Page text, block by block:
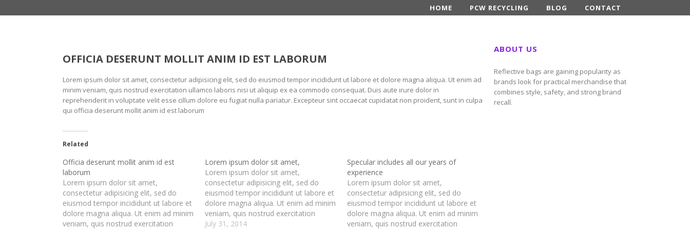
HOME PCW RECYCLING BLOG CONTACT
OFFICIA DESERUNT MOLLIT ANIM ID EST LABORUM
Lorem ipsum dolor sit amet, consectetur adipisicing elit, sed do eiusmod tempor incididunt ut labore et dolore magna aliqua. Ut enim ad
minim veniam, quis nostrud exercitation ullamco laboris nisi ut aliquip ex ea commodo consequat. Duis aute irure dolor in
reprehenderit in voluptate velit esse cillum dolore eu fugiat nulla pariatur. Excepteur sint occaecat cupidatat non proident, sunt in culpa
qui officia deserunt mollit anim id est laborum
Related
Officia deserunt mollit anim id est
laborum
Lorem ipsum dolor sit amet,
consectetur adipisicing elit, sed do
eiusmod tempor incididunt ut labore et
dolore magna aliqua. Ut enim ad minim
veniam, quis nostrud exercitation
Lorem ipsum dolor sit amet,
Lorem ipsum dolor sit amet,
consectetur adipisicing elit, sed do
eiusmod tempor incididunt ut labore et
dolore magna aliqua. Ut enim ad minim
veniam, quis nostrud exercitation
ullamco laboris nisi ut aliquip ex ea
July 31, 2014
Specular includes all our years of
experience
Lorem ipsum dolor sit amet,
consectetur adipisicing elit, sed do
eiusmod tempor incididunt ut labore et
dolore magna aliqua. Ut enim ad minim
veniam, quis nostrud exercitation
ABOUT US
Reflective bags are gaining popularity as
brands look for practical merchandise that
combines style, safety, and strong brand
recall.